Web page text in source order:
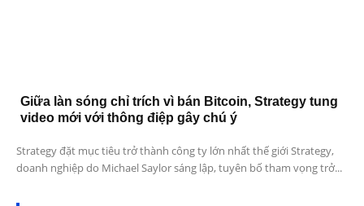
Giữa làn sóng chỉ trích vì bán Bitcoin, Strategy tung
video mới với thông điệp gây chú ý
Strategy đặt mục tiêu trở thành công ty lớn nhất thế giới Strategy,
doanh nghiệp do Michael Saylor sáng lập, tuyên bố tham vọng trở...